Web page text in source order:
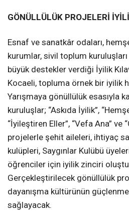
GÖNÜLLÜLÜK PROJELERİ
Esnaf ve sanatkâr odaları,
kurumlar, sivil toplum
büyük destekler verdiği İyilik
Kocaeli, topluma örnek bir iyilik
Yarışmaya gönüllülük esasıyla
kuruluşlar; “Askıda İyilik”,
“İyileştiren Eller”, “Vefa Ana” ve
projelerle şehit aileleri, ihtiyaç
kulüpleri, Saygınlar Kulübü
öğrenciler için iyilik zinciri
Gerçekleştirilecek gönüllülük
dayanışma kültürünün
sağlayacak.